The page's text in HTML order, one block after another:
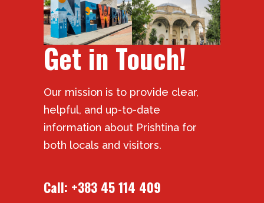
Get in Touch!
Our mission is to provide clear,
helpful, and up-to-date
information about Prishtina for
both locals and visitors.
Call: +383 45 114 409